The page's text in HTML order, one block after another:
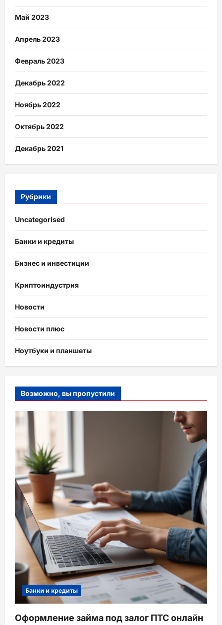
Май 2023
Апрель 2023
Февраль 2023
Декабрь 2022
Ноябрь 2022
Октябрь 2022
Декабрь 2021
Рубрики
Uncategorised
Банки и кредиты
Бизнес и инвестиции
Криптоиндустрия
Новости
Новости плюс
Ноутбуки и планшеты
Возможно, вы пропустили
Банки и кредиты
Оформление займа под залог ПТС онлайн